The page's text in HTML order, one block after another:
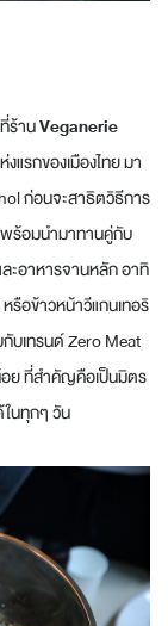
ร้านVeganerie
แรกของเมืองไทย มา
ก่อนจะสาธิตวิธีการ
ร้อมนำมาทานคู่กับ
ะอาหารจานหลัก อาทิ
รือข้าวหน้าวีแกนเทอริ
บเทรนด์ Zero Meat
ย ที่สำคัญคือเป็นมิตร
นทุกๆ วัน